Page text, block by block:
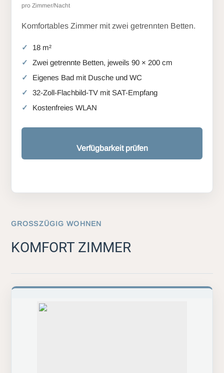
pro Zimmer/Nacht
Komfortables Zimmer mit zwei getrennten Betten.
18 m²
Zwei getrennte Betten, jeweils 90 × 200 cm
Eigenes Bad mit Dusche und WC
32-Zoll-Flachbild-TV mit SAT-Empfang
Kostenfreies WLAN
Verfügbarkeit prüfen
GROSSZÜGIG WOHNEN
KOMFORT ZIMMER